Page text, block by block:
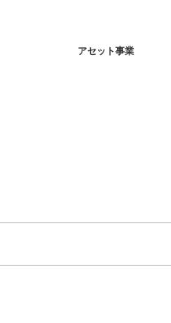
アセット事業